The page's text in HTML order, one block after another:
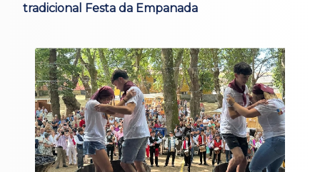
tradicional Festa da Empanada